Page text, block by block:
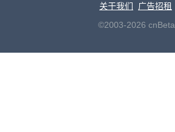
关于我们
广告招租
©2003-2026 cnBeta